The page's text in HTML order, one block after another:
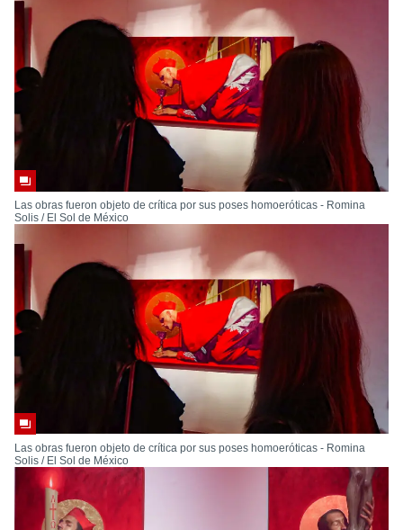
Las obras fueron objeto de crítica por sus poses homoeróticas - Romina
Solis / El Sol de México
Las obras fueron objeto de crítica por sus poses homoeróticas - Romina
Solis / El Sol de México